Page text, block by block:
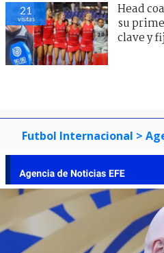
21
visitas
Head
su
clave y
Futbol Internacional >